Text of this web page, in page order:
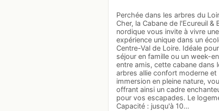
Perchée dans les arbres du
Cher, la Cabane de l'Ecureuil &
nordique vous invite à vivre une
expérience unique dans un
Centre-Val de Loire. Idéale
séjour en famille ou un week-
entre amis, cette cabane dans
arbres allie confort moderne et
immersion en pleine nature,
offrant ainsi un cadre
pour vos escapades. Le
Capacité : jusqu'à 10…